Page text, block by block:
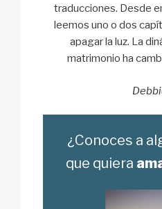
traducciones. Desde
leemos uno o dos
apagar la luz. La
matrimonio ha
¿Conoces a
que quiera